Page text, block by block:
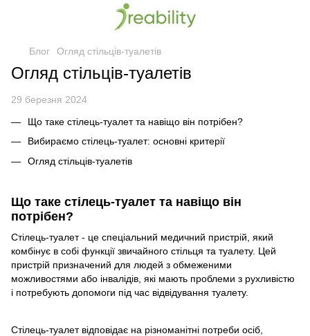
Блог Огляд стільців-туалетів
Огляд стільців-туалетів
29 березня 2024
Що таке стілець-туалет та навіщо він потрібен?
Вибираємо стілець-туалет: основні критерії
Огляд стільців-туалетів
Що таке стілець-туалет та навіщо він
потрібен?
Стілець-туалет - це спеціальний медичний пристрій, який
комбінує в собі функції звичайного стільця та туалету. Цей
пристрій призначений для людей з обмеженими
можливостями або інвалідів, які мають проблеми з рухливістю
і потребують допомоги під час відвідування туалету.
Стілець-туалет відповідає на різноманітні потреби осіб,